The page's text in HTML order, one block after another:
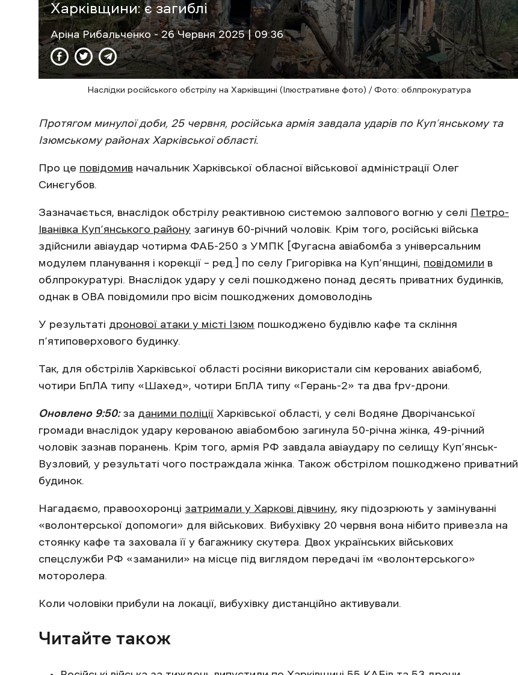
Харківщини: є загиблі
Аріна Рибальченко- 26 Червня 2025 | 09:36
Наслідки російського обстрілу на Харківщині (Ілюстративне фото) / Фото: облпрокуратура
Протягом минулої доби, 25 червня, російська армія завдала ударів по Куп’янському та
Ізюмському районах Харківської області.
Про це повідомив начальник Харківської обласної військової адміністрації Олег
Синєгубов.
Зазначається, внаслідок обстрілу реактивною системою залпового вогню у селі Петро-
Іванівка Куп’янського району загинув 60-річний чоловік. Крім того, російські війська
здійснили авіаудар чотирма ФАБ-250 з УМПК [Фугасна авіабомба з універсальним
модулем планування і корекції – ред.] по селу Григорівка на Куп’янщині, повідомили в
облпрокуратурі. Внаслідок удару у селі пошкоджено понад десять приватних будинків,
однак в ОВА повідомили про вісім пошкоджених домоволодінь
У результаті дронової атаки у місті Ізюм пошкоджено будівлю кафе та скління
п’ятиповерхового будинку.
Так, для обстрілів Харківської області росіяни використали сім керованих авіабомб,
чотири БпЛА типу «Шахед», чотири БпЛА типу «Герань-2» та два fpv-дрони.
Оновлено 9:50: за даними поліції Харківської області, у селі Водяне Дворічанської
громади внаслідок удару керованою авіабомбою загинула 50-річна жінка, 49-річний
чоловік зазнав поранень. Крім того, армія РФ завдала авіаудару по селищу Куп’янськ-
Вузловий, у результаті чого постраждала жінка. Також обстрілом пошкоджено приватний
будинок.
Нагадаємо, правоохоронці затримали у Харкові дівчину, яку підозрюють у замінуванні
«волонтерської допомоги» для військових. Вибухівку 20 червня вона нібито привезла на
стоянку кафе та заховала її у багажнику скутера. Двох українських військових
спецслужби РФ «заманили» на місце під виглядом передачі їм «волонтерського»
моторолера.
Коли чоловіки прибули на локації, вибухівку дистанційно активували.
Читайте також